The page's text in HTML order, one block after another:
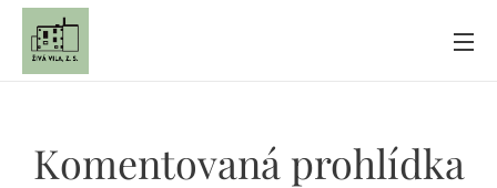
Komentovaná prohlídka